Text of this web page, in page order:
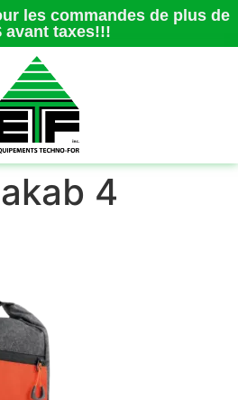
les commandes de plus de
avant taxes!!!
4